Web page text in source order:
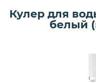
Кулер для
белый